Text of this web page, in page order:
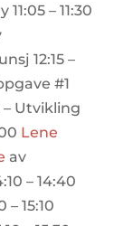
– 11:30
12:15 –
#1
– Utvikling
Lene
av
– 14:40
15:10